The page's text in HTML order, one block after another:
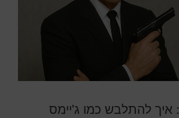
איך להתלבש כמו ג'יימס